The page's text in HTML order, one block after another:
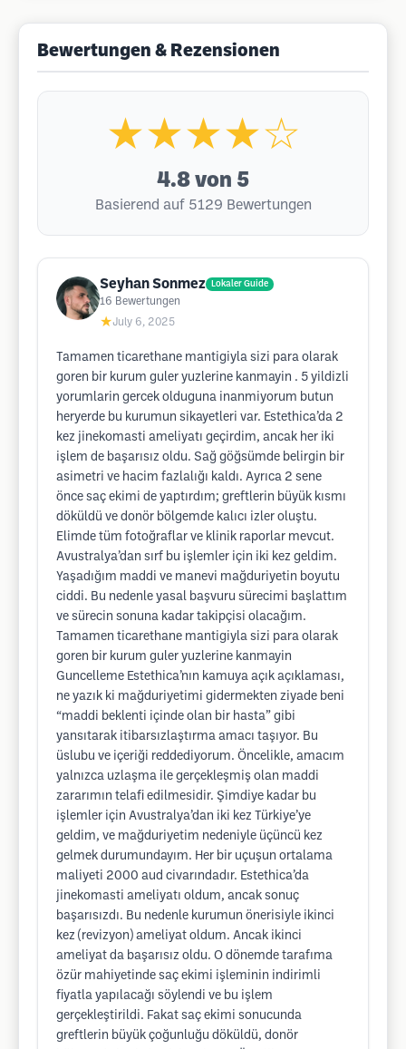
Bewertungen & Rezensionen
★★★★☆
4.8 von 5
Basierend auf 5129 Bewertungen
Seyhan Sonmez Lokaler Guide
16 Bewertungen
★July 6, 2025
Tamamen ticarethane mantigiyla sizi para olarak
goren bir kurum guler yuzlerine kanmayin . 5 yildizli
yorumlarin gercek olduguna inanmiyorum butun
heryerde bu kurumun sikayetleri var. Estethica’da 2
kez jinekomasti ameliyatı geçirdim, ancak her iki
işlem de başarısız oldu. Sağ göğsümde belirgin bir
asimetri ve hacim fazlalığı kaldı. Ayrıca 2 sene
önce saç ekimi de yaptırdım; greftlerin büyük kısmı
döküldü ve donör bölgemde kalıcı izler oluştu.
Elimde tüm fotoğraflar ve klinik raporlar mevcut.
Avustralya’dan sırf bu işlemler için iki kez geldim.
Yaşadığım maddi ve manevi mağduriyetin boyutu
ciddi. Bu nedenle yasal başvuru sürecimi başlattım
ve sürecin sonuna kadar takipçisi olacağım.
Tamamen ticarethane mantigiyla sizi para olarak
goren bir kurum guler yuzlerine kanmayin
Guncelleme Estethica’nın kamuya açık açıklaması,
ne yazık ki mağduriyetimi gidermekten ziyade beni
“maddi beklenti içinde olan bir hasta” gibi
yansıtarak itibarsızlaştırma amacı taşıyor. Bu
üslubu ve içeriği reddediyorum. Öncelikle, amacım
yalnızca uzlaşma ile gerçekleşmiş olan maddi
zararımın telafi edilmesidir. Şimdiye kadar bu
işlemler için Avustralya’dan iki kez Türkiye’ye
geldim, ve mağduriyetim nedeniyle üçüncü kez
gelmek durumundayım. Her bir uçuşun ortalama
maliyeti 2000 aud civarındadır. Estethica’da
jinekomasti ameliyatı oldum, ancak sonuç
başarısızdı. Bu nedenle kurumun önerisiyle ikinci
kez (revizyon) ameliyat oldum. Ancak ikinci
ameliyat da başarısız oldu. O dönemde tarafıma
özür mahiyetinde saç ekimi işleminin indirimli
fiyatla yapılacağı söylendi ve bu işlem
gerçekleştirildi. Fakat saç ekimi sonucunda
greftlerin büyük çoğunluğu döküldü, donör